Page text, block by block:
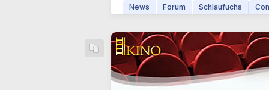
News Forum Schlaufuchs